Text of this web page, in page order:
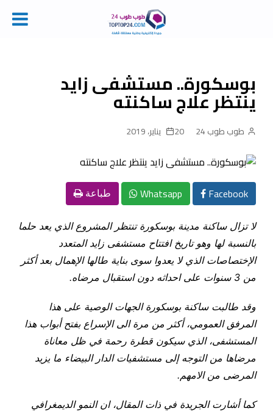
بوسكورة.. مستشفى زايد
ينتظر علاج ساكنته
طوب طوب 24 20 يناير، 2019
Facebook
Whatsapp طباعة
لا تزال ساكنة مدينة بوسكورة تنتظر المشروع الذي يعد حلما
بالنسبة لها وهو تاريخ افتتاح مستشفى زايد المتعدد
الإختصاصات الذي لا يعدوا سوى بناية طالها الإهمال بعد أكثر
من 3 سنوات على احداثه دون استقبال مرضاه.
وقد طالبت ساكنة بوسكورة الجهات الوصية على هذا
المرفق العمومي، أكثر من مرة الى الإسراع بفتح أبواب هذا
المستشفى، الذي سيكون قطرة رحمة في ظل معاناة
مرضاها من التوجه إلى مستشفيات الدار البيضاء ما يزيد
المرضى من الامهم.
كما أشارت الجريدة في ذات المقال، ان النمو الديمغرافي